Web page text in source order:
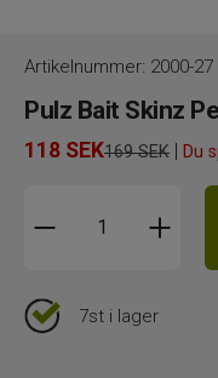
Artikelnummer: 2000-27
Pulz Bait Skinz
118 SEK169 SEK | Du
7st i lager